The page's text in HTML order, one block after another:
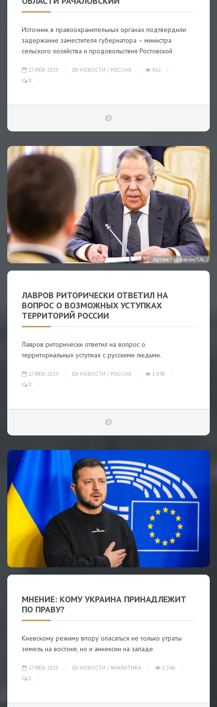
Источник в правоохранительных органах подтвердили
задержание заместителя губернатора – министра
сельского хозяйства и продовольствия Ростовской
17-ФЕВ-2025 НОВОСТИ / РОССИЯ
862
0
ЛАВРОВ РИТОРИЧЕСКИ ОТВЕТИЛ НА
ВОПРОС О ВОЗМОЖНЫХ УСТУПКАХ
ТЕРРИТОРИЙ РОССИИ
Лавров риторически ответил на вопрос о
территориальных уступках с русскими людьми.
17-ФЕВ-2025 НОВОСТИ / РОССИЯ
1 090
0
МНЕНИЕ: КОМУ УКРАИНА ПРИНАДЛЕЖИТ
ПО ПРАВУ?
Киевскому режиму впору опасаться не только утраты
земель на востоке, но и аннексии на западе.
17-ФЕВ-2025 НОВОСТИ / АНАЛИТИКА
1 246
0